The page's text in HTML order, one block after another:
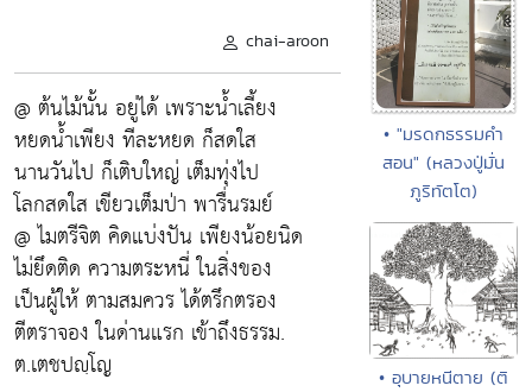
chai-aroon
@ ต้นไม้นั้น อยู่ได้ เพราะน้ำเลี้ยง
หยดน้ำเพียง ทีละหยด ก็สดใส
นานวันไป ก็เติบใหญ่ เต็มทุ่งไป
โลกสดใส เขียวเต็มป่า พารื่นรมย์
@ ไมตรีจิต คิดแบ่งปัน เพียงน้อยนิด
ไม่ยึดติด ความตระหนี่ ในสิ่งของ
เป็นผู้ให้ ตามสมควร ได้ตรึกตรอง
ตีตราจอง ในด่านแรก เข้าถึงธรรม.
ต.เตชปญฺโญ
• "มรดกธรรมคำ
สอน" (หลวงปู่มั่น
ภูริทัตโต)
• อุบายหนีตาย (ติ